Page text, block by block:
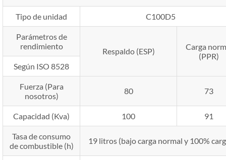
Tipo de unidad C100D5
Parámetros de
rendimiento
Respaldo (ESP)
Carga
(PPR)
Según ISO 8528
Fuerza (Para
nosotros)
80 73
Capacidad (Kva) 100 91
Tasa de consumo
de combustible (h)
19 litros (bajo carga normal y 100%